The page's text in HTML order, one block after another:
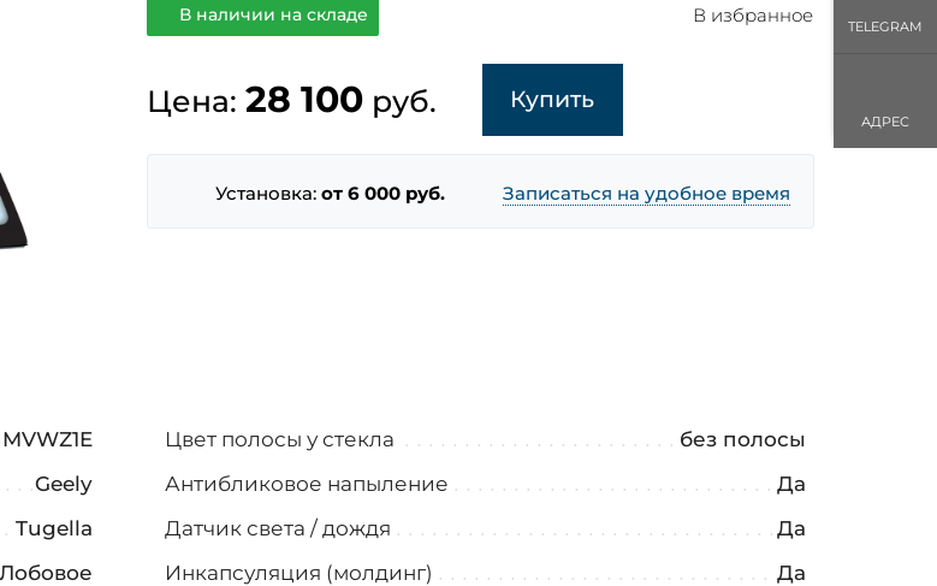
В наличии на складе В избранное
Цена: 28 100 руб. Купить
Установка:от 6 000 руб. Записаться на удобное время
Geely
Tugella
Лобовое
Цвет полосы у стекла
без полосы
Антибликовое напыление
Да
Датчик света / дождя
Да
Инкапсуляция (молдинг)
Да
TELEGRAM
АДРЕС